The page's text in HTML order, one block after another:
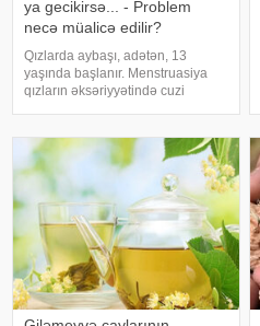
ya gecikirsə... - Problem
necə müalicə edilir?
Qızlarda aybaşı, adətən, 13
yaşında başlanır. Menstruasiya
qızların əksəriyyətində cuzi
istifadə etmək olar – ot
dəmləmələri (məsələn,
çobanyastığı), garnı